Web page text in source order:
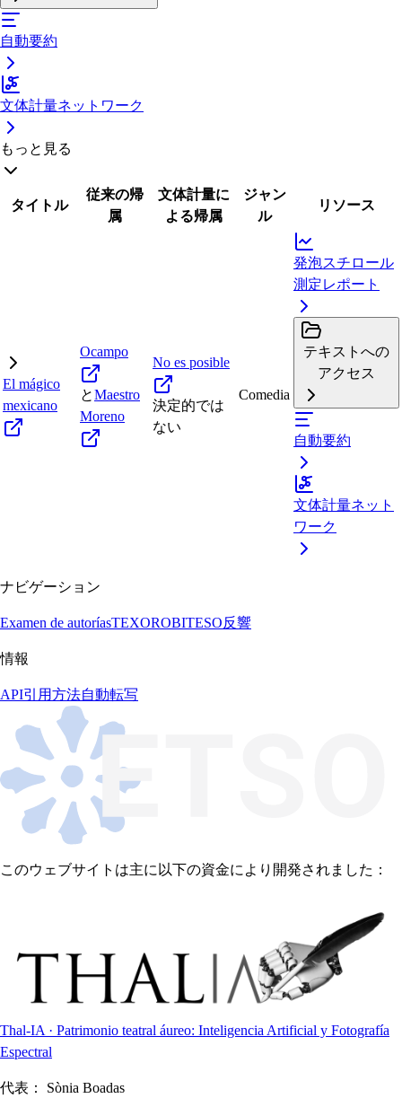
自動要約
文体計量ネットワーク
もっと見る
タイトル
従来の帰
属
文体計量に
よる帰属
ジャン
ル
リソース
El mágico
mexicano
Ocampo
とMaestro
Moreno
No es posible
決定的では
ない
Comedia
発泡スチロール
測定レポート
テキストへの
アクセス
自動要約
文体計量ネット
ワーク
ナビゲーション
Examen de autoríasTEXOROBITESO反響
情報
API引用方法自動転写
このウェブサイトは主に以下の資金により開発されました：
Thal-IA · Patrimonio teatral áureo: Inteligencia Artificial y Fotografía
Espectral
代表： Sònia Boadas